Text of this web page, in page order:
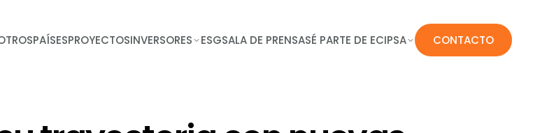
PAÍSESPROYECTOSINVERSORES ESGSALA DE PRENSASÉ PARTE DE ECIPSA CONTACTO